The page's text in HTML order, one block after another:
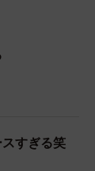
すぎる笑